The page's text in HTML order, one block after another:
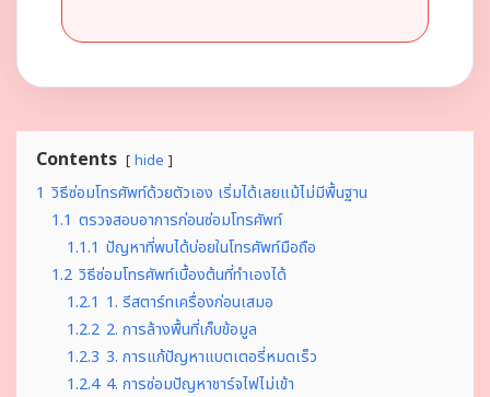
Contents hide
1 วิธีซ่อมโทรศัพท์ด้วยตัวเอง เริ่มได้เลยแม้ไม่มีพื้นฐาน
1.1 ตรวจสอบอาการก่อนซ่อมโทรศัพท์
1.1.1 ปัญหาที่พบได้บ่อยในโทรศัพท์มือถือ
1.2 วิธีซ่อมโทรศัพท์เบื้องต้นที่ทำเองได้
1.2.1 1. รีสตาร์ทเครื่องก่อนเสมอ
1.2.2 2. การล้างพื้นที่เก็บข้อมูล
1.2.3 3. การแก้ปัญหาแบตเตอรี่หมดเร็ว
1.2.4 4. การซ่อมปัญหาชาร์จไฟไม่เข้า